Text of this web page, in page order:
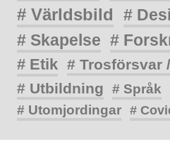
# Världsbild
#
# Skapelse #
# Etik # Trosförsvar
# Utbildning
# Språk
# Utomjordingar #